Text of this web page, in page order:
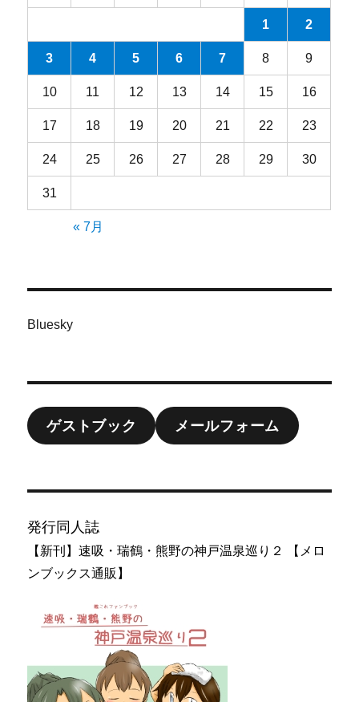
1 2
3 4 5 6 7 8 9
10 11 12 13 14 15 16
17 18 19 20 21 22 23
24 25 26 27 28 29 30
31
« 7月
Bluesky
ゲストブック メールフォーム
発行同人誌
【新刊】速吸・瑞鶴・熊野の神戸温泉巡り２ 【メロ
ンブックス通販】